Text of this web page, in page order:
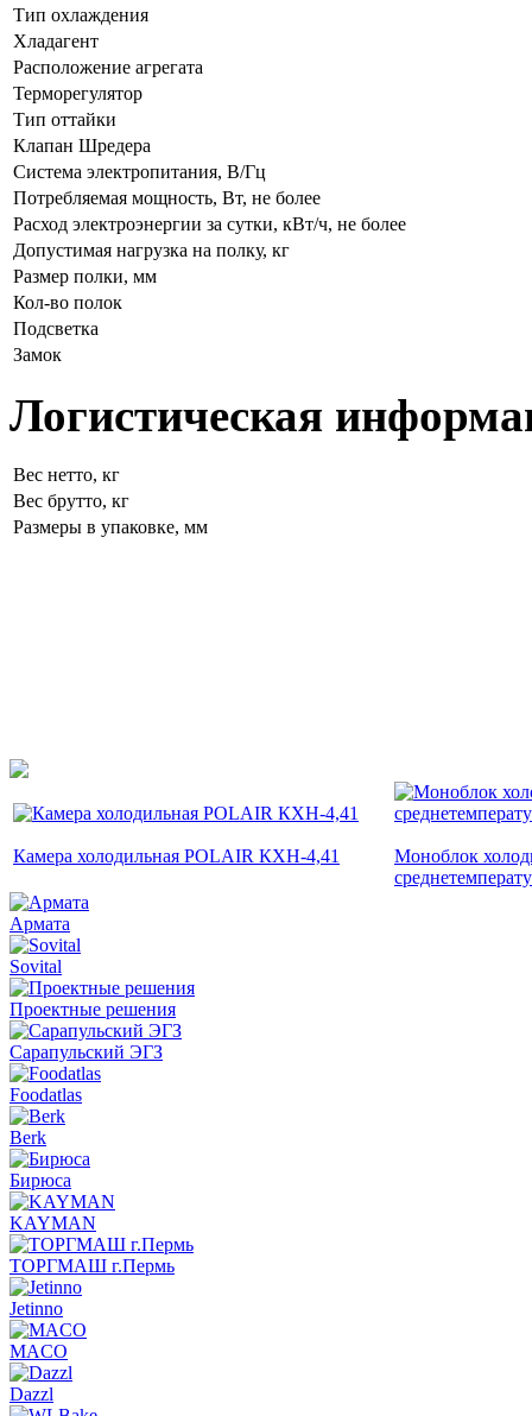
Тип охлаждения
Хладагент
Расположение агрегата
Терморегулятор
Тип оттайки
Клапан Шредера
Система электропитания, В/Гц
Потребляемая мощность, Вт, не более
Расход электроэнергии за сутки, кВт/ч, не более
Допустимая нагрузка на полку, кг
Размер полки, мм
Кол-во полок
Подсветка
Замок
Логистическая
Вес нетто, кг
Вес брутто, кг
Размеры в упаковке, мм
Камера холодильная POLAIR КХН-4,41
Моноблок
Армата
Sovital
Проектные решения
Сарапульский ЭГЗ
Foodatlas
Berk
Бирюса
KAYMAN
ТОРГМАШ г.Пермь
Jetinno
MACO
Dazzl